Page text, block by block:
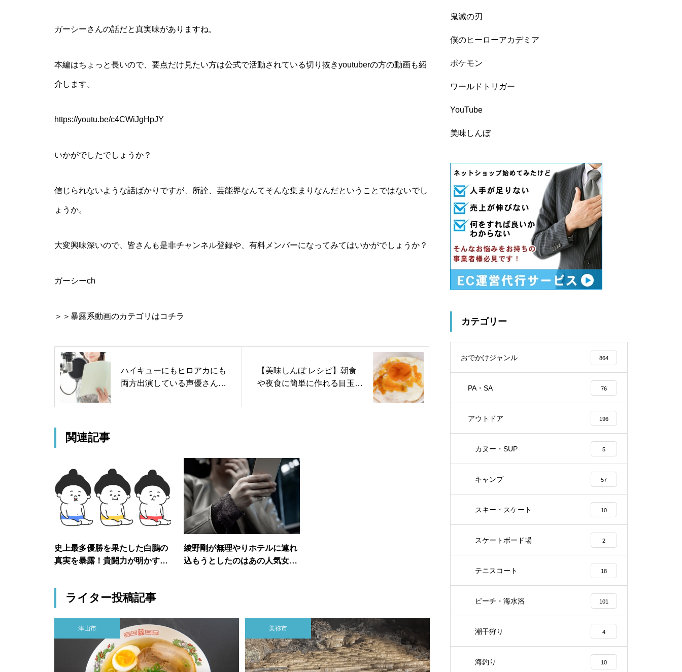
ガーシーさんの話だと真実味がありますね。
本編はちょっと長いので、要点だけ見たい方は公式で活動されている切り抜きyoutuberの方の動画も紹
介します。
https://youtu.be/c4CWiJgHpJY
いかがでしたでしょうか？
信じられないような話ばかりですが、所詮、芸能界なんてそんな集まりなんだということではないでし
ょうか。
大変興味深いので、皆さんも是非チャンネル登録や、有料メンバーになってみてはいかがでしょうか？
ガーシーch
＞＞暴露系動画のカテゴリはコチラ
ハイキューにもヒロアカにも
両方出演している声優さんま
【美味しんぼ レシピ】朝食
や夜食に簡単に作れる目玉焼
関連記事
史上最多優勝を果たした白鵬の
真実を暴露！貴闘力が明かす衝
綾野剛が無理やりホテルに連れ
込もうとしたのはあの人気女性
ライター投稿記事
津山市 美祢市
鬼滅の刃
僕のヒーローアカデミア
ポケモン
ワールドトリガー
YouTube
美味しんぼ
カテゴリー
おでかけジャンル 864
PA・SA 76
アウトドア 196
カヌー・SUP 5
キャンプ 57
スキー・スケート 10
スケートボード場 2
テニスコート 18
ビーチ・海水浴 101
潮干狩り 4
海釣り 10